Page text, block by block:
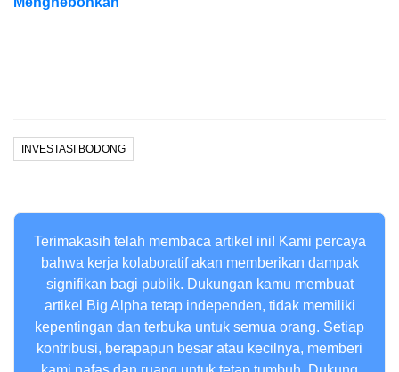
INVESTASI BODONG
Terimakasih telah membaca artikel ini! Kami percaya
bahwa kerja kolaboratif akan memberikan dampak
signifikan bagi publik. Dukungan kamu membuat
artikel Big Alpha tetap independen, tidak memiliki
kepentingan dan terbuka untuk semua orang. Setiap
kontribusi, berapapun besar atau kecilnya, memberi